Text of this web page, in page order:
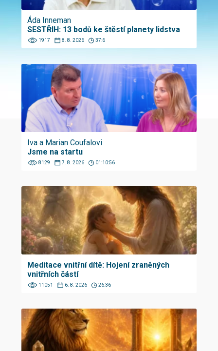
Áda Inneman
SESTŘIH: 13 bodů ke štěstí planety lidstva
1917 8. 8. 2026 37:6
Iva a Marian Coufalovi
Jsme na startu
8129 7. 8. 2026 01:10:56
Meditace vnitřní dítě: Hojení zraněných
vnitřních částí
11051 6. 8. 2026 26:36